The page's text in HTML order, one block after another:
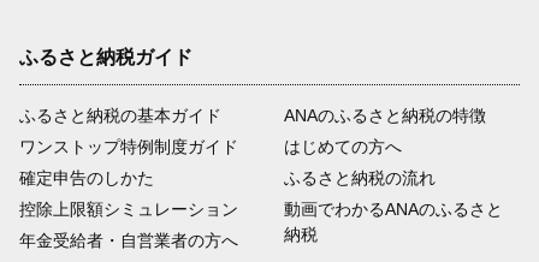
ふるさと納税ガイド
ふるさと納税の基本ガイド
ワンストップ特例制度ガイド
確定申告のしかた
控除上限額シミュレーション
年金受給者・自営業者の方へ
ANAのふるさと納税の特徴
はじめての方へ
ふるさと納税の流れ
動画でわかるANAのふるさと
納税